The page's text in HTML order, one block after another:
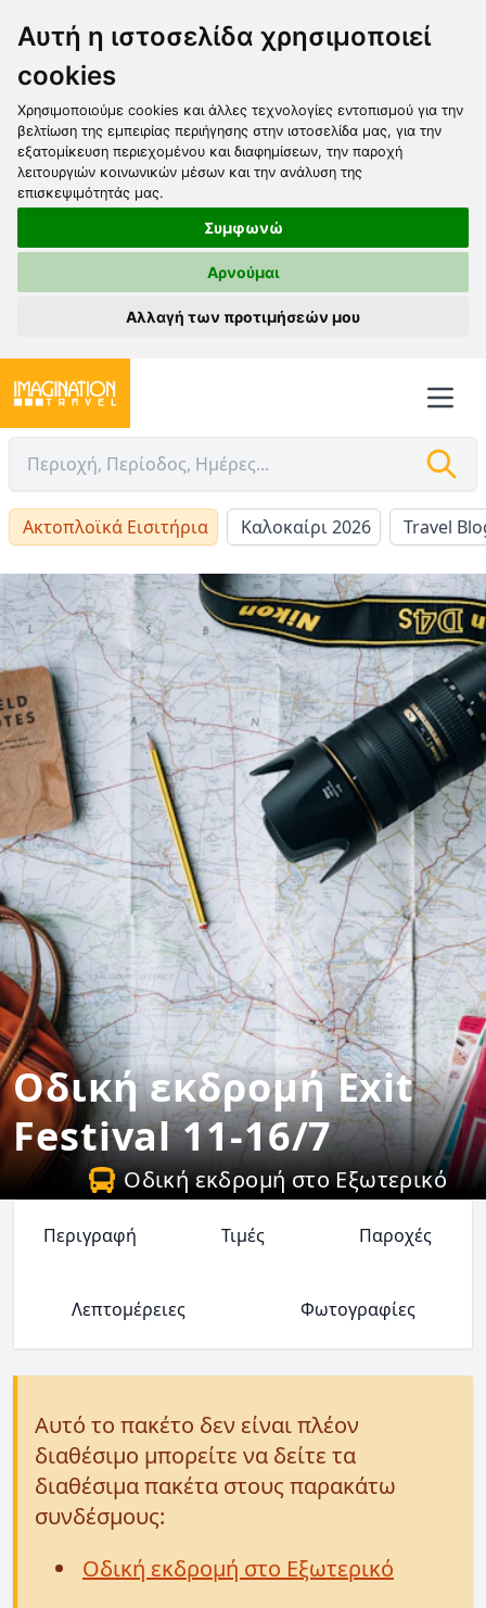
Αυτή η ιστοσελίδα χρησιμοποιεί
cookies
Χρησιμοποιούμε cookies και άλλες τεχνολογίες εντοπισμού για την
βελτίωση της εμπειρίας περιήγησης στην ιστοσελίδα μας, για την
εξατομίκευση περιεχομένου και διαφημίσεων, την παροχή
λειτουργιών κοινωνικών μέσων και την ανάλυση της
επισκεψιμότητάς μας.
Συμφωνώ
Αρνούμαι
Αλλαγή των προτιμήσεών μου
Ακτοπλοϊκά Εισιτήρια Καλοκαίρι 2026 Travel
Οδική εκδρομή Exit
Festival 11-16/7
Οδική εκδρομή στο Εξωτερικό
Περιγραφή Τιμές Παροχές
Λεπτομέρειες Φωτογραφίες
Αυτό το πακέτο δεν είναι πλέον
διαθέσιμο μπορείτε να δείτε τα
διαθέσιμα πακέτα στους παρακάτω
συνδέσμους:
Οδική εκδρομή στο Εξωτερικό